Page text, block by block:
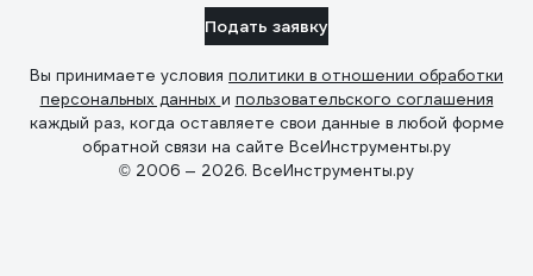
Подать заявку
Вы принимаете условия политики в отношении обработки
персональных данных и пользовательского соглашения
каждый раз, когда оставляете свои данные в любой форме
обратной связи на сайте ВсеИнструменты.ру
© 2006 — 2026. ВсеИнструменты.ру